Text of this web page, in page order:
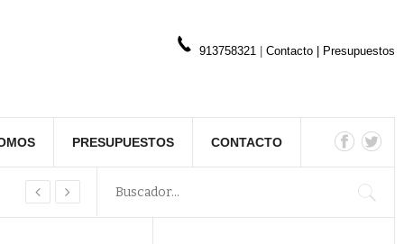
913758321 Contacto Presupuestos
PRESUPUESTOS CONTACTO